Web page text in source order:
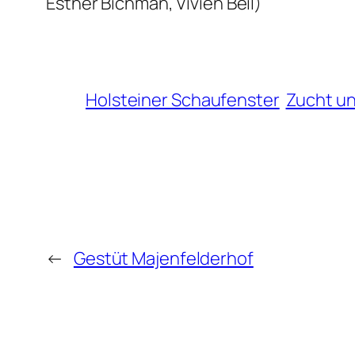
Holsteiner Schaufenster Zucht
← Gestüt Majenfelderhof